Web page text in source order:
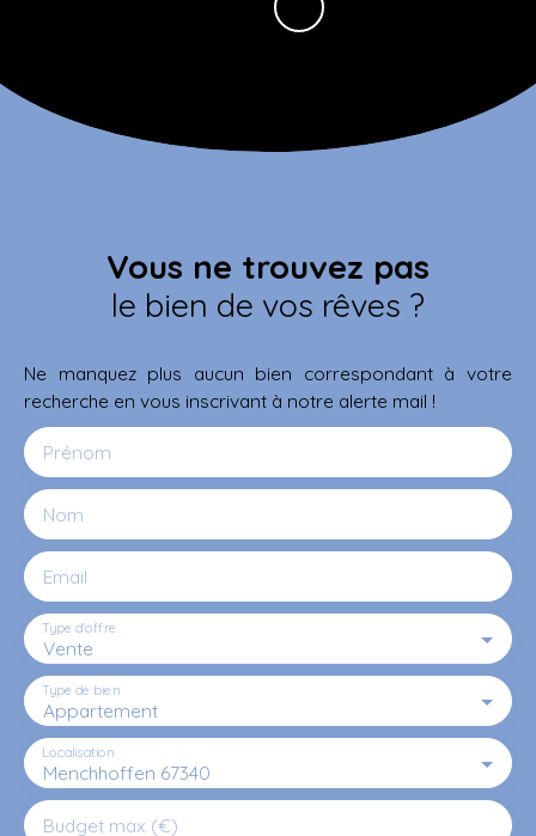
Vous ne trouvez pas
le bien de vos rêves ?
Ne manquez plus aucun bien correspondant à votre
recherche en vous inscrivant à notre alerte mail !
Prénom
Nom
Email
Vente
Type d'offre
Appartement
Type de bien
Menchhoffen 67340
Localisation
Budget max (€)